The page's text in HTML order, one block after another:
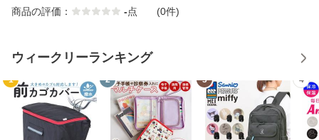
商品の評価： -点 (0件)
ウィークリーランキング
1 2 3 4